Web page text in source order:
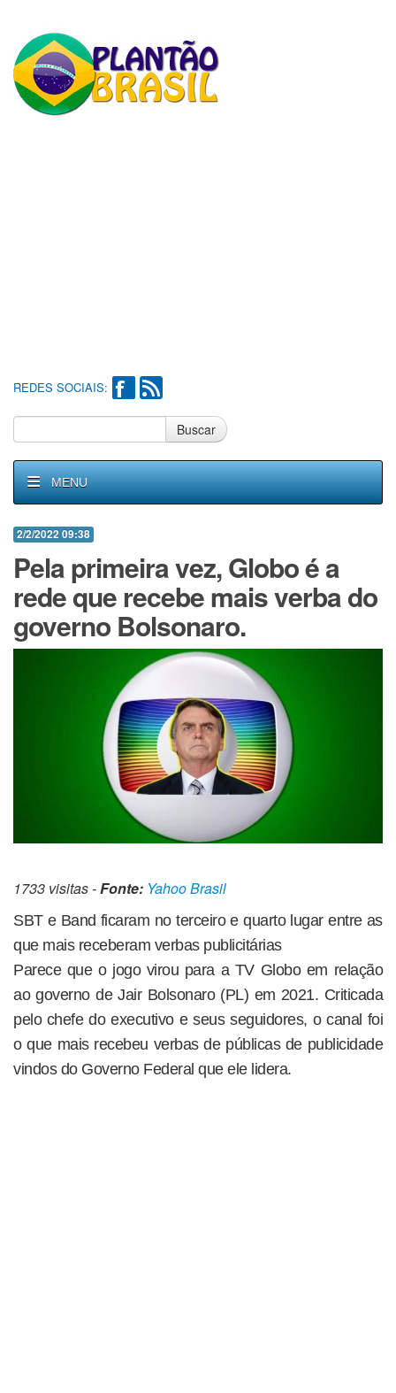
REDES SOCIAIS:
Buscar
MENU
2/2/2022 09:38
Pela primeira vez, Globo é a
rede que recebe mais verba do
governo Bolsonaro.
1733 visitas -Fonte: Yahoo Brasil
SBT e Band ficaram no terceiro e quarto lugar entre as
que mais receberam verbas publicitárias
Parece que o jogo virou para a TV Globo em relação
ao governo de Jair Bolsonaro (PL) em 2021. Criticada
pelo chefe do executivo e seus seguidores, o canal foi
o que mais recebeu verbas de públicas de publicidade
vindos do Governo Federal que ele lidera.